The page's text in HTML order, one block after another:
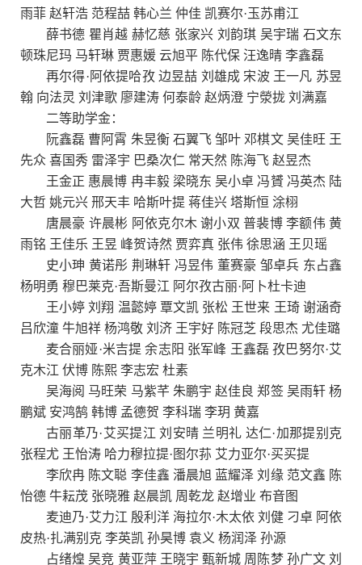
雨菲 赵轩浩 范程喆 韩心兰 仲佳 凯赛尔·玉苏甫江
薛书德 瞿肖越 赫忆慈 张家兴 刘韵琪 吴宇瑞 石文东
顿珠尼玛 马轩琳 贾惠媛 云旭平 陈代保 汪逸晴 李鑫磊
再尔得·阿依提哈孜 边昱喆 刘雄成 宋波 王一凡 苏昱
翰 向法灵 刘津歌 廖建涛 何泰龄 赵炳澄 宁滎拢 刘满嘉
二等助学金：
阮鑫磊 曹阿霄 朱昱衡 石翼飞 邹叶 邓棋文 吴佳旺 王
先众 喜国秀 雷泽宇 巴桑次仁 常天然 陈海飞 赵昱杰
王金正 惠晨博 冉丰毅 梁晓东 吴小卓 冯贇 冯英杰 陆
大哲 姚元兴 邢天丰 哈斯叶提 蒋佳兴 塔斯恒 涂栩
唐晨豪 许晨彬 阿依克尔木 谢小双 普裴博 李额伟 黄
雨铭 王佳乐 王昱 峰贺诗然 贾弈真 张伟 徐思涵 王贝瑶
史小珅 黄诺彤 荆琳轩 冯昱伟 董赛豪 邹卓兵 东占鑫
杨明勇 穆巴莱克·吾斯曼江 阿尔孜古丽·阿卜杜卡迪
王小婷 刘翔 温懿婷 覃文凯 张松 王世来 王琦 谢涵奇
吕欣潼 牛旭祥 杨鸿敬 刘济 王宇好 陈冠芝 段思杰 尤佳璐
麦合丽娅·米吉提 余志阳 张军峰 王鑫磊 孜巴努尔·艾
克木江 伏博 陈熙 李志宏 杜素
吴海阅 马旺荣 马紫芊 朱鹏宇 赵佳良 郑签 吴雨轩 杨
鹏斌 安鸿鹄 韩博 孟德贺 李科瑞 李玥 黄嘉
古丽革乃·艾买提江 刘安晴 兰明礼 达仁·加那提别克
张程尤 王怡涛 哈力穆拉提·图尔荪 艾力亚尔·买买提
李欣冉 陈文聪 李佳鑫 潘晨旭 蓝耀泽 刘缘 范文鑫 陈
怡德 牛耘茂 张晓雅 赵晨凯 周乾龙 赵增业 布音图
麦迪乃·艾力江 殷利洋 海拉尔·木太依 刘健 刁卓 阿依
皮热·扎满别克 李英凯 孙昊博 袁义 杨润泽 孙源
占绪煌 吴竞 黄亚萍 王晓宇 甄新城 周陈梦 孙广文 刘